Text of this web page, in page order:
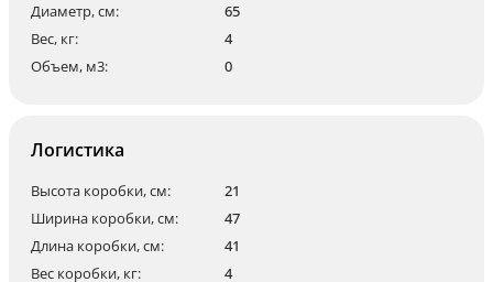
Диаметр, см:
65
Вес, кг:
4
Объем, м3:
0
Логистика
Высота коробки, см:
21
Ширина коробки, см:
47
Длина коробки, см:
41
Вес коробки, кг:
4